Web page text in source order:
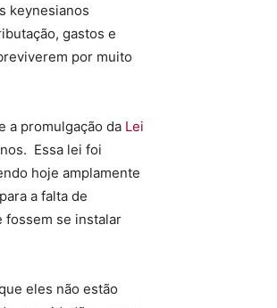
keynesianos
gastos e
por muito
a promulgação da Lei
Essa lei foi
hoje amplamente
a falta de
fossem se instalar
eles não estão